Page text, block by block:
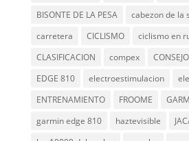
BISONTE DE LA PESA
cabezon de la
carretera
CICLISMO ciclismo en
CLASIFICACION
compex
EDGE 810
electroestimulacion
ENTRENAMIENTO
FROOME
garmin edge 810
haztevisible